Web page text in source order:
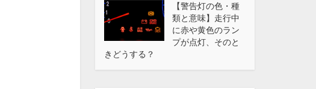
【警告灯の色・種
類と意味】走行中
に赤や黄色のラン
プが点灯、そのと
きどうする？